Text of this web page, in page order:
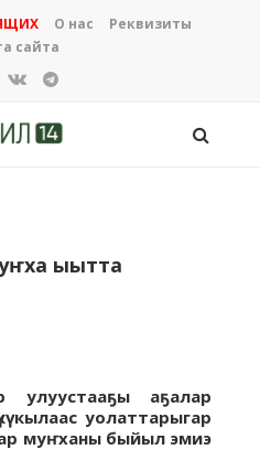
О нас
Реквизиты
сайта
ыытта
улуустааҕы аҕалар
кылаас уолаттарыгар
муҥханы быйыл эмиэ